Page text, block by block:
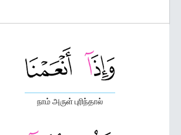
நாம் அருள் புரிந்தால்